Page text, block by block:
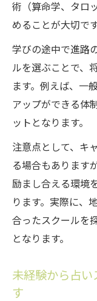
理想の未
占いス
方法
占いスク
方
夢を叶え
占いスク
は
適職発
説
占いスク
術（算命学、タロ
めることが大切です
学びの途中で進路
ルを選ぶことで、
ます。例えば、一
アップができる体
ットとなります。
注意点として、キ
る場合もあります
励まし合える環境
ります。実際に、
合ったスクールを
となります。
未経験から占
す